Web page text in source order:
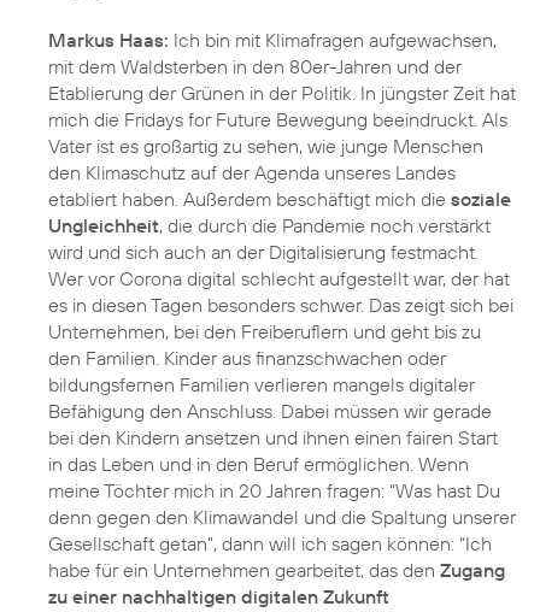
Markus Haas: Ich bin mit Klimafragen aufgewachsen,
mit dem Waldsterben in den 80er-Jahren und der
Etablierung der Grünen in der Politik. In jüngster Zeit hat
mich die Fridays for Future Bewegung beeindruckt. Als
Vater ist es großartig zu sehen, wie junge Menschen
den Klimaschutz auf der Agenda unseres Landes
etabliert haben. Außerdem beschäftigt mich die soziale
Ungleichheit, die durch die Pandemie noch verstärkt
wird und sich auch an der Digitalisierung festmacht.
Wer vor Corona digital schlecht aufgestellt war, der hat
es in diesen Tagen besonders schwer. Das zeigt sich bei
Unternehmen, bei den Freiberuflern und geht bis zu
den Familien. Kinder aus finanzschwachen oder
bildungsfernen Familien verlieren mangels digitaler
Befähigung den Anschluss. Dabei müssen wir gerade
bei den Kindern ansetzen und ihnen einen fairen Start
in das Leben und in den Beruf ermöglichen. Wenn
meine Töchter mich in 20 Jahren fragen: “Was hast Du
denn gegen den Klimawandel und die Spaltung unserer
Gesellschaft getan”, dann will ich sagen können: “Ich
habe für ein Unternehmen gearbeitet, das den Zugang
zu einer nachhaltigen digitalen Zukunft